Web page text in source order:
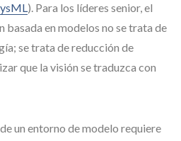
). Para los líderes senior, el
basada en modelos no se trata de
se trata de reducción de
que la visión se traduzca con
un entorno de modelo requiere